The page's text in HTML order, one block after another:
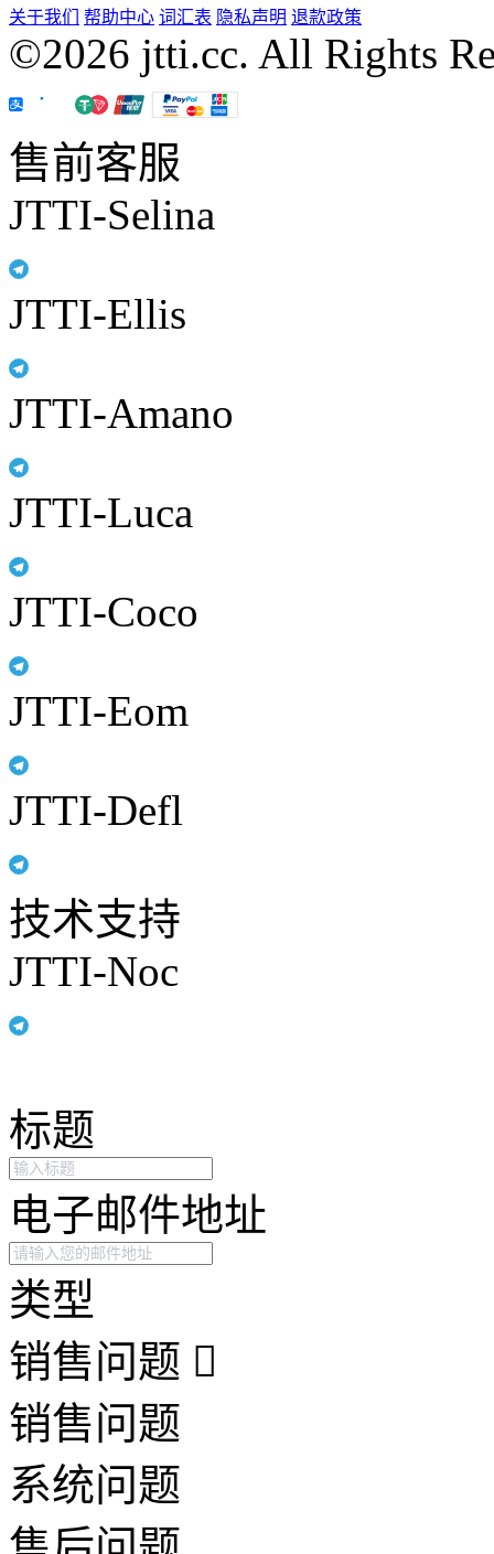
关于我们 帮助中心 词汇表 隐私声明 退款政策
©2026 jtti.cc. All Rights
售前客服
JTTI-Selina
JTTI-Ellis
JTTI-Amano
JTTI-Luca
JTTI-Coco
JTTI-Eom
JTTI-Defl
技术支持
JTTI-Noc
标题
电子邮件地址
类型
销售问题
销售问题
系统问题